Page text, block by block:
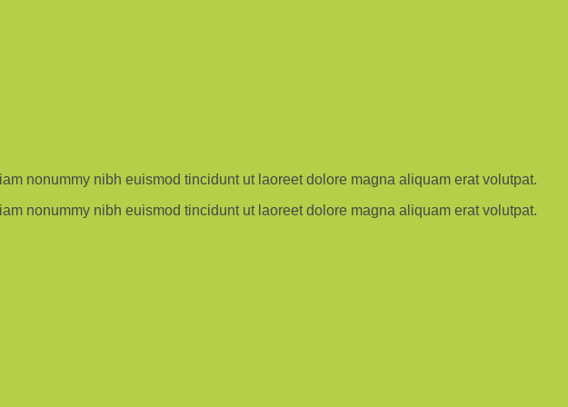
nonummy nibh euismod tincidunt ut laoreet dolore magna aliquam erat volutpat.
nonummy nibh euismod tincidunt ut laoreet dolore magna aliquam erat volutpat.